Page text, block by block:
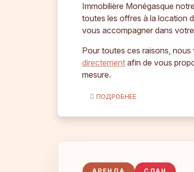
Immobilière Monégasque
toutes les offres à la location
vous accompagner dans
Pour toutes ces raisons,
directement afin de vous
mesure.
ПОДРОБНЕЕ